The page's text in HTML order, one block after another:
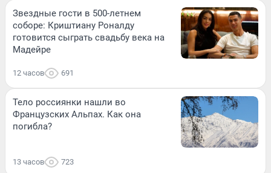
Звездные гости в 500-летнем
соборе: Криштиану Роналду
готовится сыграть свадьбу века на
Мадейре
12 часов 691
Тело россиянки нашли во
Французских Альпах. Как она
погибла?
13 часов 723